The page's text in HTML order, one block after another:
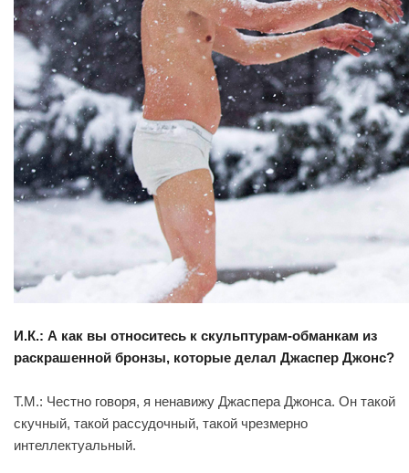
И.К.: А как вы относитесь к скульптурам-обманкам из
раскрашенной бронзы, которые делал Джаспер Джонс?
Т.М.: Честно говоря, я ненавижу Джаспера Джонса. Он такой
скучный, такой рассудочный, такой чрезмерно
интеллектуальный.